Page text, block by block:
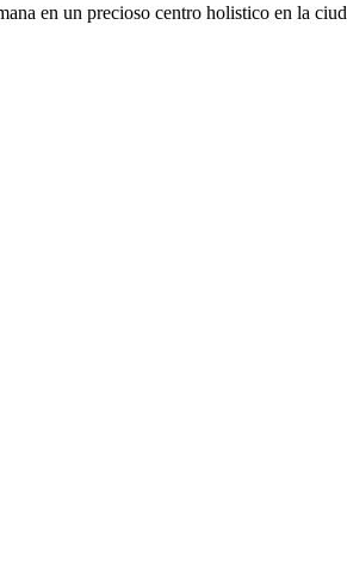
en un precioso centro holistico en la